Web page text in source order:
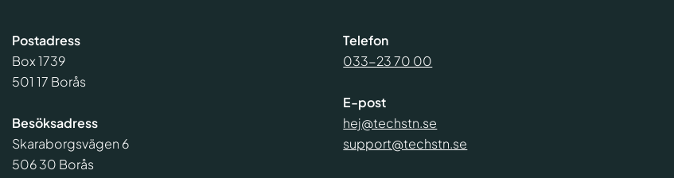
Postadress
Box 1739
501 17 Borås
Besöksadress
Skaraborgsvägen 6
506 30 Borås
Telefon
033-23 70 00
E-post
hej@techstn.se
support@techstn.se